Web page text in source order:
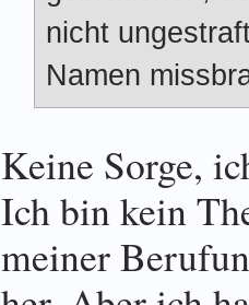
nicht
Namen
Keine Sorge,
Ich bin kein
meiner